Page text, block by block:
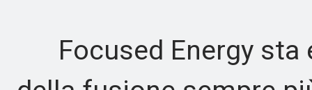
Focused Energy sta